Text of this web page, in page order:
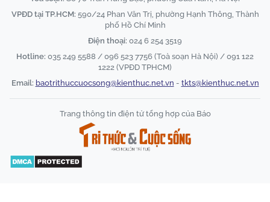
VPĐD tại TP.HCM: 590/24 Phan Văn Trị, phường Hạnh Thông, Thành
phố Hồ Chí Minh
Điện thoại: 024 6 254 3519
Hotline: 035 249 5588 / 096 523 7756 (Toà soạn Hà Nội) / 091 122
1222 (VPĐD TPHCM)
Email: baotrithuccuocsong@kienthuc.net.vn - tkts@kienthuc.net.vn
Trang thông tin điện tử tổng hợp của Báo